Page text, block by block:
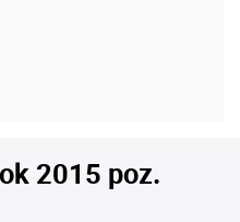
2015 poz.